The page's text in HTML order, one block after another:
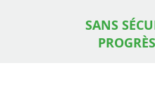
SANS